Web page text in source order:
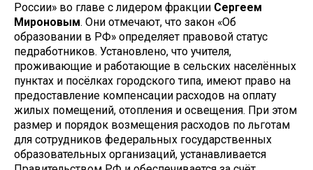
России» во главе с лидером фракции Сергеем
Мироновым. Они отмечают, что закон «Об
образовании в РФ» определяет правовой статус
педработников. Установлено, что учителя,
проживающие и работающие в сельских населённых
пунктах и посёлках городского типа, имеют право на
предоставление компенсации расходов на оплату
жилых помещений, отопления и освещения. При этом
размер и порядок возмещения расходов по льготам
для сотрудников федеральных государственных
образовательных организаций, устанавливается